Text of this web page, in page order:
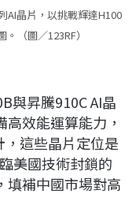
AI晶片，以挑戰輝達H100
（圖／123RF）
與昇騰910C AI晶
效能運算能力，
這些晶片定位是
美國技術封鎖的
填補中國市場對高